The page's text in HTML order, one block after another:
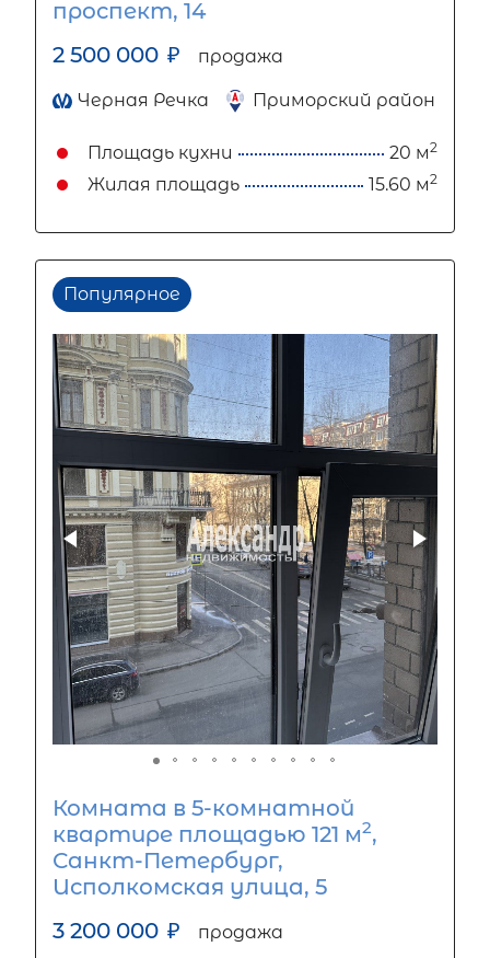
проспект, 14
2 500 000 ₽ продажа
Черная Речка Приморский район
Площадь кухни 20 м2
Жилая площадь 15.60 м2
Популярное
Комната в 5-комнатной
квартире площадью 121 м2,
Санкт-Петербург,
Исполкомская улица, 5
3 200 000 ₽ продажа